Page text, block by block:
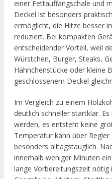
einer Fettauffangschale und
Deckel ist besonders
ermöglicht, die Hitze besser
reduziert. Bei kompakten
entscheidender Vorteil, weil
Würstchen, Burger, Steaks,
Hähnchenstücke oder kleine
geschlossenem Deckel
Im Vergleich zu einem
deutlich schneller startklar.
werden, es entsteht keine
Temperatur kann über
besonders alltagstauglich.
innerhalb weniger Minuten
lange Vorbereitungszeit nötig